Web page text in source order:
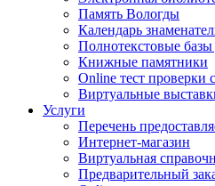
Память Вологды
Календарь
Полнотекстовые
Книжные памятники
Online тест проверки
Виртуальные
Услуги
Перечень
Интернет-магазин
Виртуальная
Предварительный